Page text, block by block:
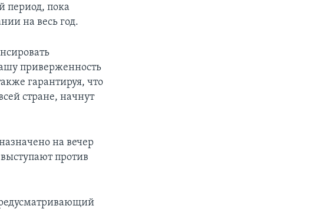
период, пока
на весь год.
приверженность
гарантируя, что
стране, начнут
на вечер
против